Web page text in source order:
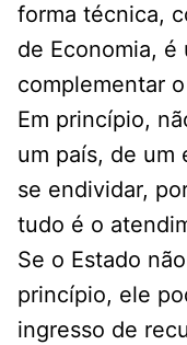
forma técnica,
de Economia, é
complementar
Em princípio,
um país, de um
se endividar,
tudo é o
Se o Estado
princípio, ele
ingresso de